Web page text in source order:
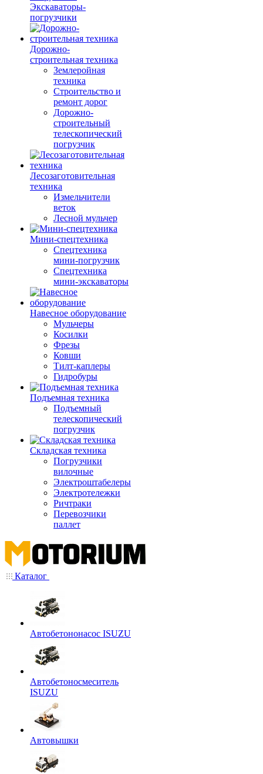
Экскаваторы-
погрузчики
Дорожно-
строительная техника
Землеройная
техника
Строительство и
ремонт дорог
Дорожно-
строительный
телескопический
погрузчик
Лесозаготовительная
техника
Измельчители
веток
Лесной мульчер
Мини-спецтехника
Спецтехника
мини-погрузчик
Спецтехника
мини-экскаваторы
Навесное оборудование
Мульчеры
Косилки
Фрезы
Ковши
Тилт-каплеры
Гидробуры
Подъемная техника
Подъемный
телескопический
погрузчик
Складская техника
Погрузчики
вилочные
Электроштабелеры
Электротележки
Ричтраки
Перевозчики
паллет
Каталог
Автобетононасос ISUZU
Автобетоносмеситель
ISUZU
Автовышки